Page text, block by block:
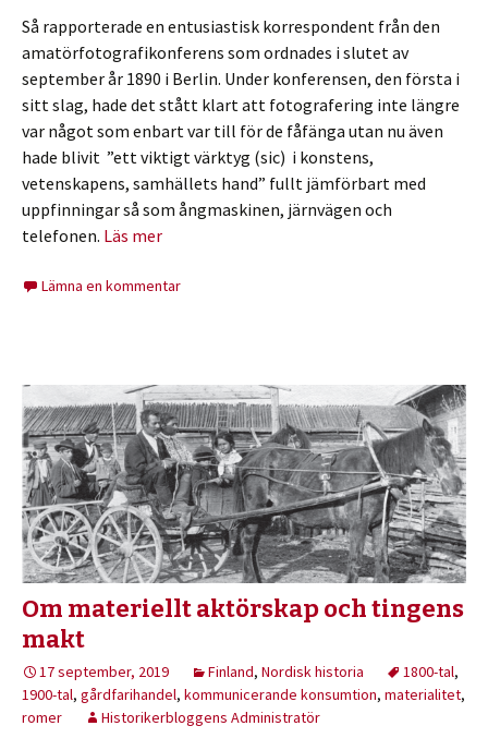
Så rapporterade en entusiastisk korrespondent från den
amatörfotografikonferens som ordnades i slutet av
september år 1890 i Berlin. Under konferensen, den första i
sitt slag, hade det stått klart att fotografering inte längre
var något som enbart var till för de fåfänga utan nu även
hade blivit ”ett viktigt värktyg (sic) i konstens,
vetenskapens, samhällets hand” fullt jämförbart med
uppfinningar så som ångmaskinen, järnvägen och
telefonen. Läs mer
Lämna en kommentar
Om materiellt aktörskap och tingens
makt
17 september, 2019 Finland, Nordisk historia 1800-tal,
1900-tal, gårdfarihandel, kommunicerande konsumtion, materialitet,
romer
Historikerbloggens Administratör